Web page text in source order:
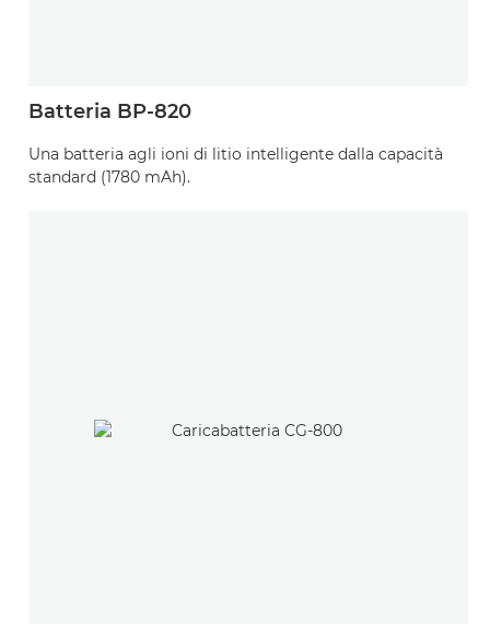
Batteria BP-820
Una batteria agli ioni di litio intelligente dalla capacità
standard (1780 mAh).